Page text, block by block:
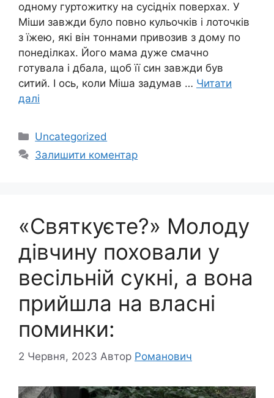
одному гуртожитку на сусідніх поверхах. У
Міши завжди було повно кульочків і лоточків
з їжею, які він тоннами привозив з дому по
понеділках. Його мама дуже смачно
готувала і дбала, щоб її син завжди був
ситий. І ось, коли Міша задумав … Читати
далі
Категорії
Uncategorized
Залишити коментар
«Святкуєте?» Молоду
дівчину поховали у
весільній сукні, а вона
прийшла на власні
поминки:
2 Червня, 2023 Автор Романович